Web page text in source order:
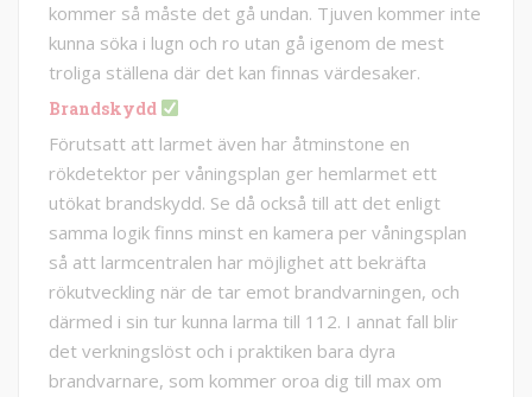
kommer så måste det gå undan. Tjuven kommer inte
kunna söka i lugn och ro utan gå igenom de mest
troliga ställena där det kan finnas värdesaker.
Brandskydd
Förutsatt att larmet även har åtminstone en
rökdetektor per våningsplan ger hemlarmet ett
utökat brandskydd. Se då också till att det enligt
samma logik finns minst en kamera per våningsplan
så att larmcentralen har möjlighet att bekräfta
rökutveckling när de tar emot brandvarningen, och
därmed i sin tur kunna larma till 112. I annat fall blir
det verkningslöst och i praktiken bara dyra
brandvarnare, som kommer oroa dig till max om